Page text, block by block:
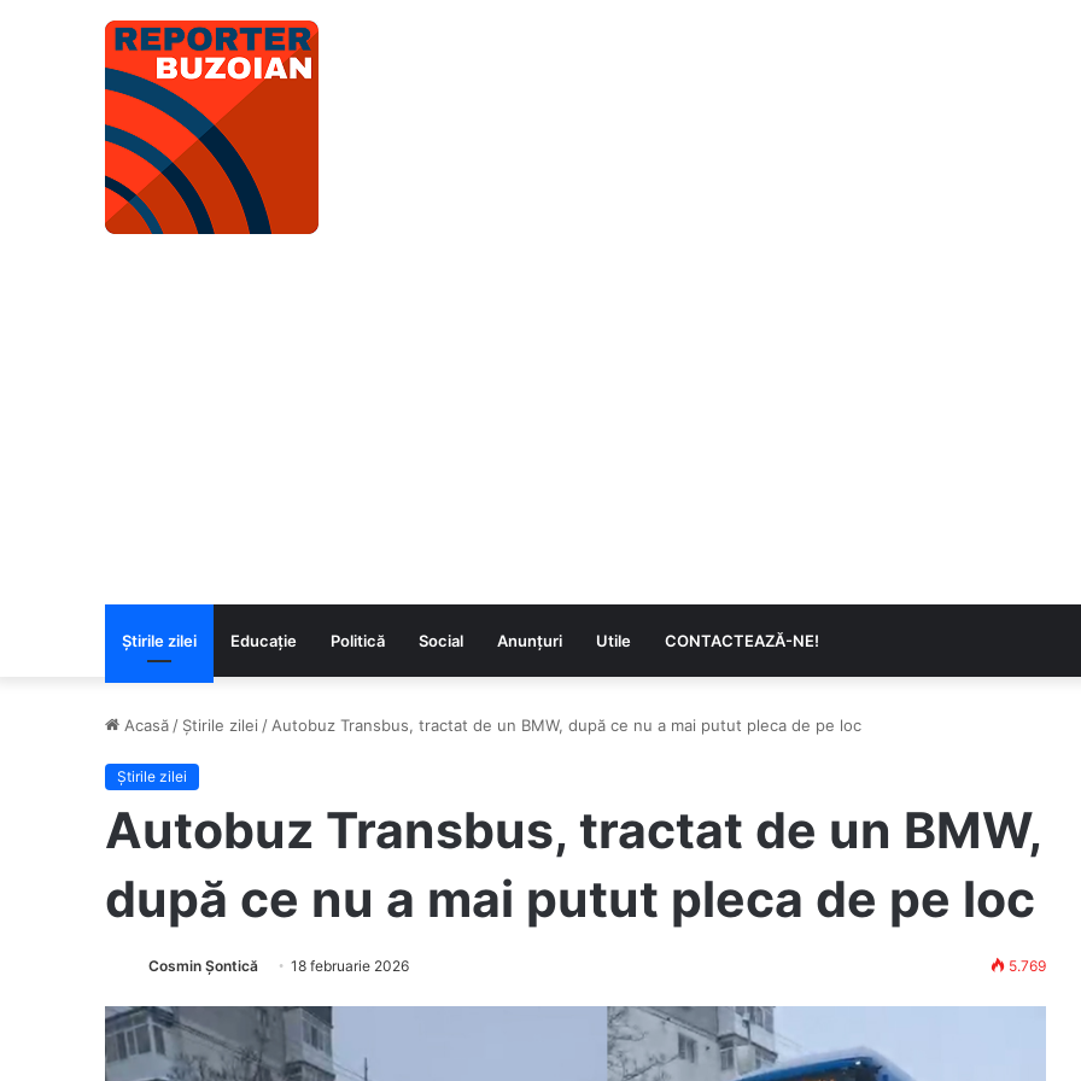
Știrile zilei Educaţie Politică Social Anunțuri Utile CONTACTEAZĂ-NE!
Acasă / Știrile zilei / Autobuz Transbus, tractat de un BMW, după ce nu a mai putut pleca de pe loc
Știrile zilei
Autobuz Transbus, tractat de un BMW,
după ce nu a mai putut pleca de pe loc
Cosmin Șontică 18 februarie 2026 5.769